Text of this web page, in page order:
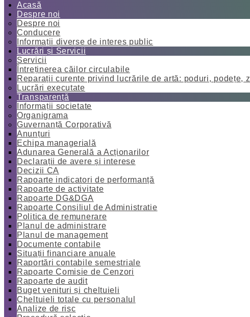
Acasă
Despre noi
Despre noi
Conducere
Informații diverse de interes public
Lucrări și Servicii
Servicii
Întreținerea căilor circulabile
Reparații curente privind lucrările de artă: poduri, podețe,
Lucrări executate
Transparență
Informații societate
Organigrama
Guvernanță Corporativă
Anunțuri
Echipa managerială
Adunarea Generală a Acționarilor
Declarații de avere și interese
Decizii CA
Rapoarte indicatori de performanță
Rapoarte de activitate
Rapoarte DG&DGA
Rapoarte Consiliul de Administratie
Politica de remunerare
Planul de administrare
Planul de management
Documente contabile
Situații financiare anuale
Raportări contabile semestriale
Rapoarte Comisie de Cenzori
Rapoarte de audit
Buget venituri și cheltuieli
Cheltuieli totale cu personalul
Analize de risc